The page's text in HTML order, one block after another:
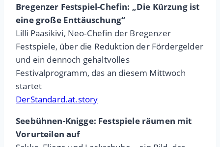
Bregenzer Festspiel-Chefin: „Die Kürzung ist
eine große Enttäuschung“
Lilli Paasikivi, Neo-Chefin der Bregenzer
Festspiele, über die Reduktion der Fördergelder
und ein dennoch gehaltvolles
Festivalprogramm, das an diesem Mittwoch
startet
DerStandard.at.story
Seebühnen-Knigge: Festspiele räumen mit
Vorurteilen auf